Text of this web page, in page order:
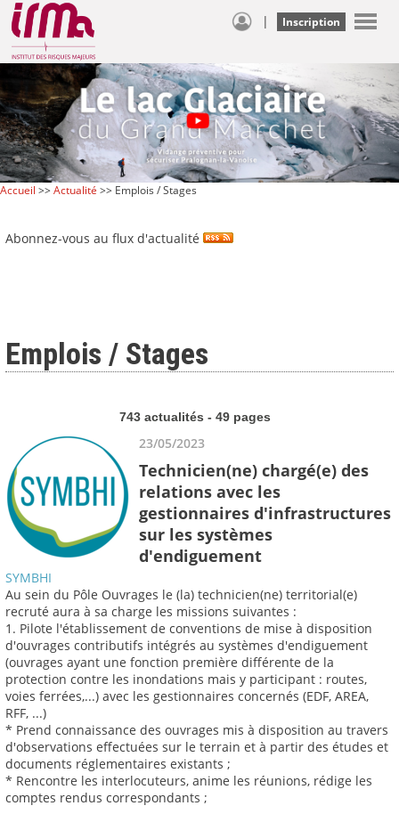
| Inscription
Accueil >>Actualité >> Emplois / Stages
Abonnez-vous au flux d'actualité
Emplois / Stages
743 actualités - 49 pages
23/05/2023
Technicien(ne) chargé(e) des
relations avec les
gestionnaires d'infrastructures
sur les systèmes
d'endiguement
SYMBHI
Au sein du Pôle Ouvrages le (la) technicien(ne) territorial(e)
recruté aura à sa charge les missions suivantes :
1. Pilote l'établissement de conventions de mise à disposition
d'ouvrages contributifs intégrés au systèmes d'endiguement
(ouvrages ayant une fonction première différente de la
protection contre les inondations mais y participant : routes,
voies ferrées,...) avec les gestionnaires concernés (EDF, AREA,
RFF, ...)
* Prend connaissance des ouvrages mis à disposition au travers
d'observations effectuées sur le terrain et à partir des études et
documents réglementaires existants ;
* Rencontre les interlocuteurs, anime les réunions, rédige les
comptes rendus correspondants ;